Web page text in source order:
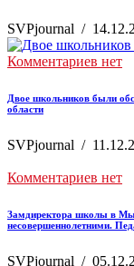
SVPjournal /
Комментариев нет
Двое школьников были
области
SVPjournal /
Комментариев нет
Замдиректора школы в
несовершеннолетними.
SVPjournal /